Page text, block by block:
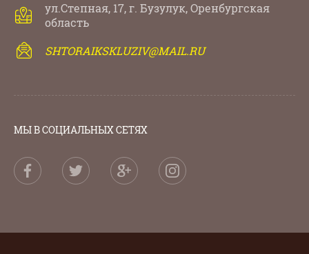
ул.Степная, 17, г. Бузулук, Оренбургская
область
SHTORAIKSKLUZIV@MAIL.RU
МЫ В СОЦИАЛЬНЫХ СЕТЯХ